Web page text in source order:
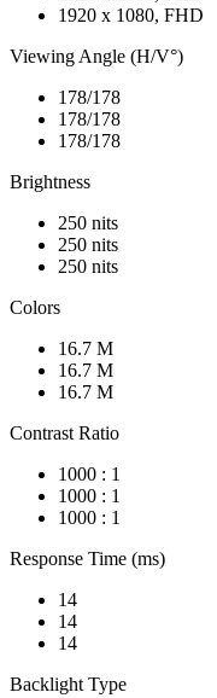
1920 x 1080, FHD
Viewing Angle (H/V°)
178/178
178/178
178/178
Brightness
250 nits
250 nits
250 nits
Colors
16.7 M
16.7 M
16.7 M
Contrast Ratio
1000 : 1
1000 : 1
1000 : 1
Response Time (ms)
14
14
14
Backlight Type